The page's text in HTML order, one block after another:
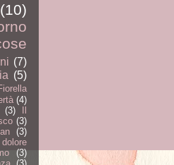
(10)
(7)
(5)
(4)
(3)
(3)
(3)
dolore
(3)